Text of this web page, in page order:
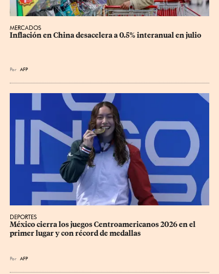
MERCADOS
Inflación en China desacelera a 0.5% interanual en julio
Por AFP
DEPORTES
México cierra los juegos Centroamericanos 2026 en el
primer lugar y con récord de medallas
Por AFP